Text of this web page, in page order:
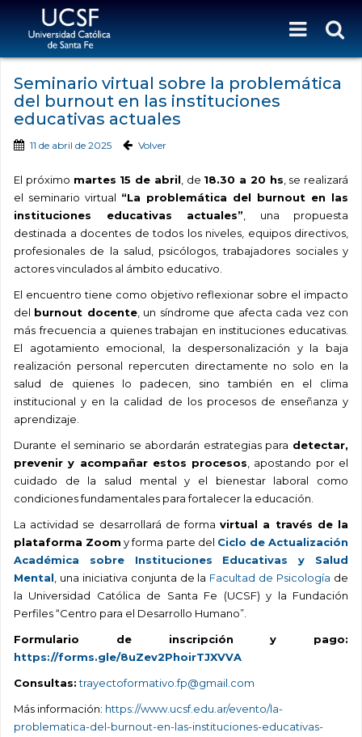
Seminario virtual sobre la problemática
del burnout en las instituciones
educativas actuales
11 de abril de 2025 Volver
El próximo martes 15 de abril , de 18.30 a 20 hs , se realizará
el seminario virtual “La problemática del burnout en las
instituciones educativas actuales” , una propuesta
destinada a docentes de todos los niveles, equipos directivos,
profesionales de la salud, psicólogos, trabajadores sociales y
actores vinculados al ámbito educativo.
El encuentro tiene como objetivo reflexionar sobre el impacto
del burnout docente, un síndrome que afecta cada vez con
más frecuencia a quienes trabajan en instituciones educativas.
El agotamiento emocional, la despersonalización y la baja
realización personal repercuten directamente no solo en la
salud de quienes lo padecen, sino también en el clima
institucional y en la calidad de los procesos de enseñanza y
aprendizaje.
Durante el seminario se abordarán estrategias para detectar,
prevenir y acompañar estos procesos , apostando por el
cuidado de la salud mental y el bienestar laboral como
condiciones fundamentales para fortalecer la educación.
La actividad se desarrollará de formavirtual a través de la
plataforma Zoom y forma parte del Ciclo de Actualización
Académica sobre Instituciones Educativas y Salud
Mental , una iniciativa conjunta de la Facultad de Psicología de
la Universidad Católica de Santa Fe (UCSF) y la Fundación
Perfiles “Centro para el Desarrollo Humano”.
Formulario de inscripción y pago:
https://forms.gle/8uZev2PhoirTJXVVA
Consultas: trayectoformativo.fp@gmail.com
Más información: https://www.ucsf.edu.ar/evento/la-
problematica-del-burnout-en-las-instituciones-educativas-